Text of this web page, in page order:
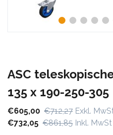
ASC
135 x 190-250-305
€605,00 €712,27 Exkl.
€732,05 €861,85 Inkl. MwSt